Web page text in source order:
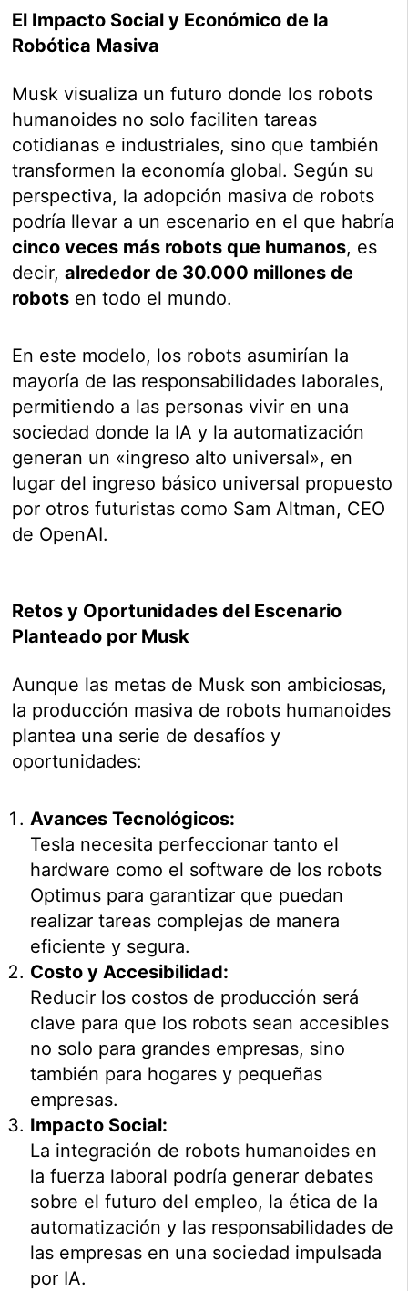
El Impacto Social y Económico de la
Robótica Masiva
Musk visualiza un futuro donde los robots
humanoides no solo faciliten tareas
cotidianas e industriales, sino que también
transformen la economía global. Según su
perspectiva, la adopción masiva de robots
podría llevar a un escenario en el que habría
cinco veces más robots que humanos, es
decir,alrededor de 30.000 millones de
robots en todo el mundo.
En este modelo, los robots asumirían la
mayoría de las responsabilidades laborales,
permitiendo a las personas vivir en una
sociedad donde la IA y la automatización
generan un «ingreso alto universal», en
lugar del ingreso básico universal propuesto
por otros futuristas como Sam Altman, CEO
de OpenAI.
Retos y Oportunidades del Escenario
Planteado por Musk
Aunque las metas de Musk son ambiciosas,
la producción masiva de robots humanoides
plantea una serie de desafíos y
oportunidades:
Avances Tecnológicos:
Tesla necesita perfeccionar tanto el
hardware como el software de los robots
Optimus para garantizar que puedan
realizar tareas complejas de manera
eficiente y segura.
Costo y Accesibilidad:
Reducir los costos de producción será
clave para que los robots sean accesibles
no solo para grandes empresas, sino
también para hogares y pequeñas
empresas.
Impacto Social:
La integración de robots humanoides en
la fuerza laboral podría generar debates
sobre el futuro del empleo, la ética de la
automatización y las responsabilidades de
las empresas en una sociedad impulsada
por IA.